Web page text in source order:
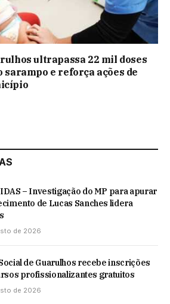
ultrapassa 22 mil doses
sarampo e reforça ações de
– Investigação do MP para apurar
de Lucas Sanches lidera
de 2026
de Guarulhos recebe inscrições
profissionalizantes gratuitos
de 2026